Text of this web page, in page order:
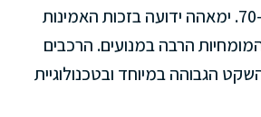
התפעוליים בשנות ה-70. ימאהה ידועה בזכות האמינות
הרבה במנועים. הרכבים
הגבוהה במיוחד ובטכנולוגיית